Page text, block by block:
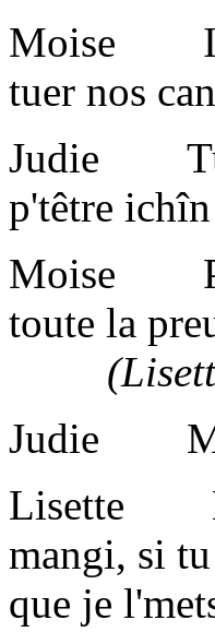
Moise Il à
tuer nos
Judie Tu
p'têtre
Moise
toute la
(Lisette
Judie
Lisette
mangi, si
que je